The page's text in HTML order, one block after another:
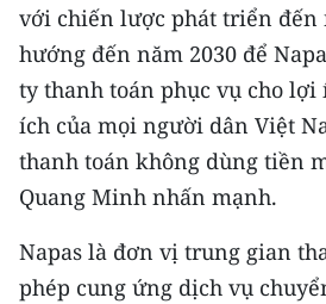
CÁC CHUYÊN TRANG
VỀ BÁO NHÂN DÂN
THỜI NAY
NHÂN DÂN HẰNG THÁNG
với chiến lược phát triển đến
hướng đến năm 2030 để
ty thanh toán phục vụ cho lợi
ích của mọi người dân Việt
thanh toán không dùng tiền
Quang Minh nhấn mạnh.
Napas là đơn vị trung gian
phép cung ứng dịch vụ